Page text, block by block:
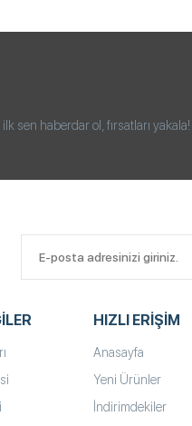
sen haberdar ol, fırsatları yakala!
HIZLI ERIŞIM
Anasayfa
Yeni Ürünler
İndirimdekiler